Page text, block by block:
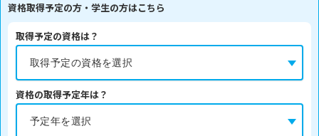
資格取得予定の方・学生の方はこちら
取得予定の資格は？
資格の取得予定年は？